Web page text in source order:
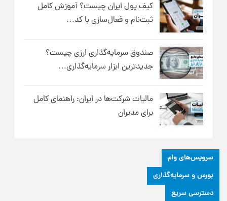
کیف پول ایران چیست؟ آموزش کامل
ثبت‌نام و فعال‌سازی با کد…
صندوق سرمایه‌گذاری ارزی چیست؟
جدیدترین ابزار سرمایه‌گذاری…
مالیات شرکت‌ها در ایران: راهنمای کامل
برای مدیران
سرویس‌های وام
بورس و سرمایه‌گذاری
دسترسی سریع